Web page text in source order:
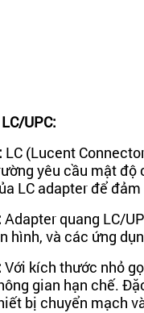
UPC:
LC (Lucent
yêu cầu mật độ
LC adapter để
Adapter quang LC/
hình, và các ứng
Với kích thước nhỏ
gian hạn chế.
bị chuyển mạch